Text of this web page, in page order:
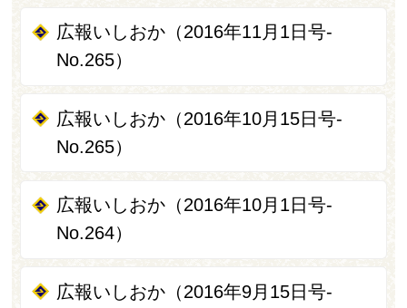
広報いしおか（2016年11月1日号-
No.265）
広報いしおか（2016年10月15日号-
No.265）
広報いしおか（2016年10月1日号-
No.264）
広報いしおか（2016年9月15日号-